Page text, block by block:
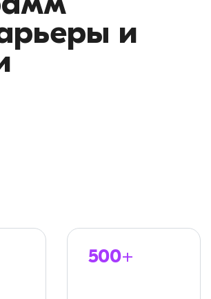
на
500+